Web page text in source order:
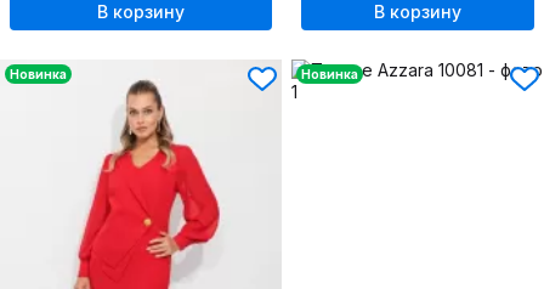
В корзину В корзину
Новинка Новинка